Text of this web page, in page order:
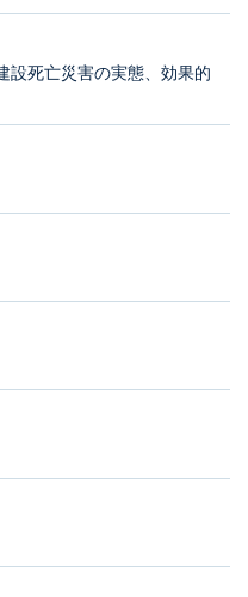
設死亡災害の実態、効果的